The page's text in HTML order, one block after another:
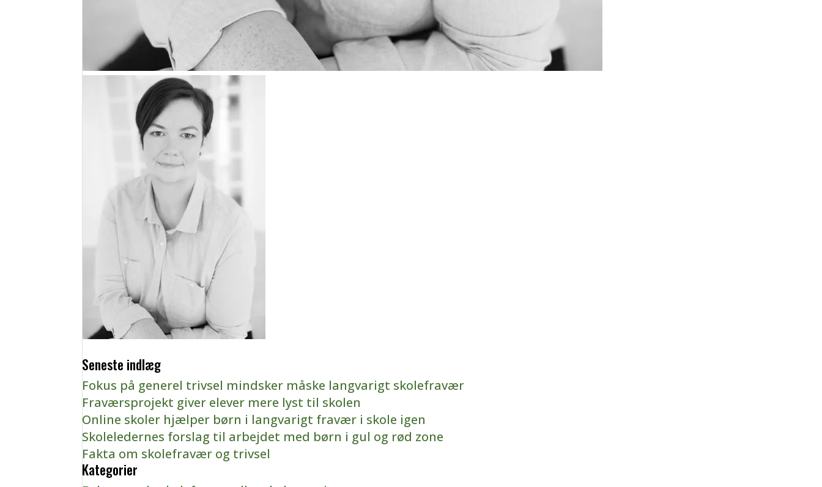
Seneste indlæg
Fokus på generel trivsel mindsker måske langvarigt skolefravær
Fraværsprojekt giver elever mere lyst til skolen
Online skoler hjælper børn i langvarigt fravær i skole igen
Skoleledernes forslag til arbejdet med børn i gul og rød zone
Fakta om skolefravær og trivsel
Kategorier